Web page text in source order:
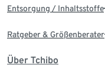
Entsorgung / Inhaltsstoffe
Ratgeber & Größenberater
Über Tchibo